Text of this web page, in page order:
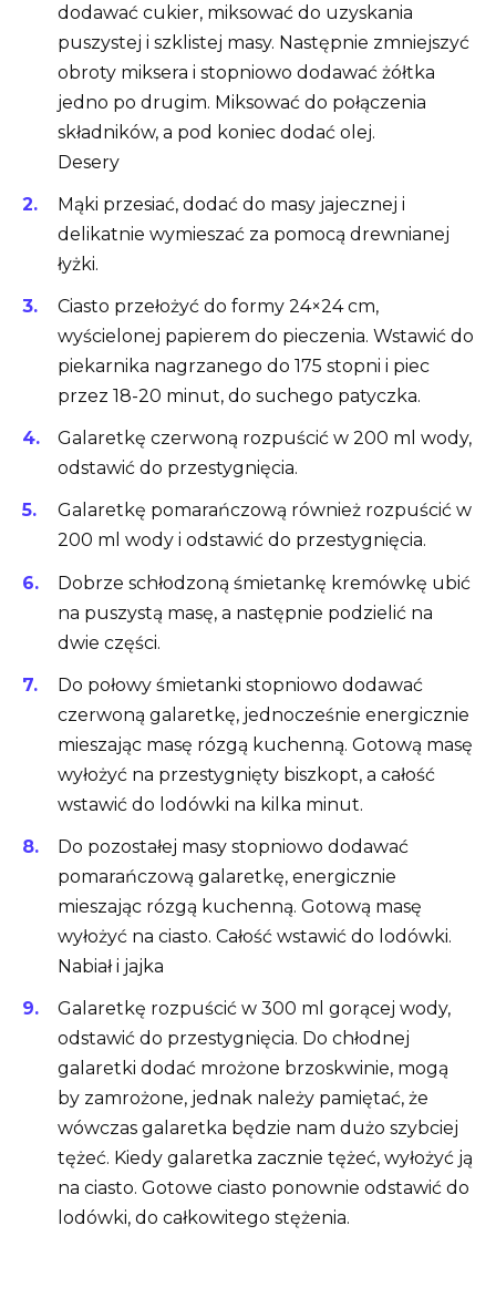
dodawać cukier, miksować do uzyskania
puszystej i szklistej masy. Następnie zmniejszyć
obroty miksera i stopniowo dodawać żółtka
jedno po drugim. Miksować do połączenia
składników, a pod koniec dodać olej.
Desery
Mąki przesiać, dodać do masy jajecznej i
delikatnie wymieszać za pomocą drewnianej
łyżki.
Ciasto przełożyć do formy 24×24 cm,
wyścielonej papierem do pieczenia. Wstawić do
piekarnika nagrzanego do 175 stopni i piec
przez 18-20 minut, do suchego patyczka.
Galaretkę czerwoną rozpuścić w 200 ml wody,
odstawić do przestygnięcia.
Galaretkę pomarańczową również rozpuścić w
200 ml wody i odstawić do przestygnięcia.
Dobrze schłodzoną śmietankę kremówkę ubić
na puszystą masę, a następnie podzielić na
dwie części.
Do połowy śmietanki stopniowo dodawać
czerwoną galaretkę, jednocześnie energicznie
mieszając masę rózgą kuchenną. Gotową masę
wyłożyć na przestygnięty biszkopt, a całość
wstawić do lodówki na kilka minut.
Do pozostałej masy stopniowo dodawać
pomarańczową galaretkę, energicznie
mieszając rózgą kuchenną. Gotową masę
wyłożyć na ciasto. Całość wstawić do lodówki.
Nabiał i jajka
Galaretkę rozpuścić w 300 ml gorącej wody,
odstawić do przestygnięcia. Do chłodnej
galaretki dodać mrożone brzoskwinie, mogą
by zamrożone, jednak należy pamiętać, że
wówczas galaretka będzie nam dużo szybciej
tężeć. Kiedy galaretka zacznie tężeć, wyłożyć ją
na ciasto. Gotowe ciasto ponownie odstawić do
lodówki, do całkowitego stężenia.